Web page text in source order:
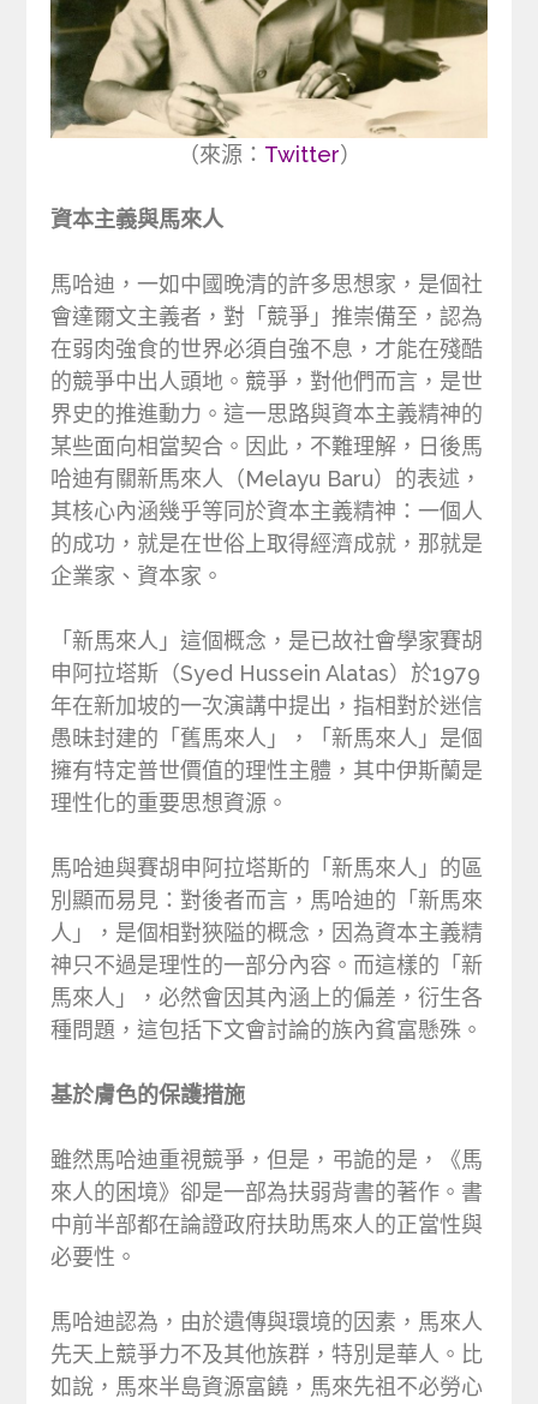
（來源： Twitter）
資本主義與馬來人
馬哈迪，一如中國晚清的許多思想家，是個社
會達爾文主義者，對「競爭」推崇備至，認為
在弱肉強食的世界必須自強不息，才能在殘酷
的競爭中出人頭地。競爭，對他們而言，是世
界史的推進動力。這一思路與資本主義精神的
某些面向相當契合。因此，不難理解，日後馬
哈迪有關新馬來人（Melayu Baru）的表述，
其核心內涵幾乎等同於資本主義精神：一個人
的成功，就是在世俗上取得經濟成就，那就是
企業家、資本家。
「新馬來人」這個概念，是已故社會學家賽胡
申阿拉塔斯（Syed Hussein Alatas）於1979
年在新加坡的一次演講中提出，指相對於迷信
愚昧封建的「舊馬來人」，「新馬來人」是個
擁有特定普世價值的理性主體，其中伊斯蘭是
理性化的重要思想資源。
馬哈迪與賽胡申阿拉塔斯的「新馬來人」的區
別顯而易見：對後者而言，馬哈迪的「新馬來
人」，是個相對狹隘的概念，因為資本主義精
神只不過是理性的一部分內容。而這樣的「新
馬來人」，必然會因其內涵上的偏差，衍生各
種問題，這包括下文會討論的族內貧富懸殊。
基於膚色的保護措施
雖然馬哈迪重視競爭，但是，弔詭的是，《馬
來人的困境》卻是一部為扶弱背書的著作。書
中前半部都在論證政府扶助馬來人的正當性與
必要性。
馬哈迪認為，由於遺傳與環境的因素，馬來人
先天上競爭力不及其他族群，特別是華人。比
如說，馬來半島資源富饒，馬來先祖不必勞心